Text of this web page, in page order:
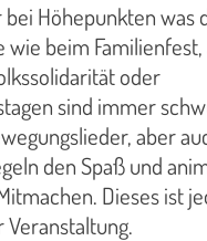
bei Höhepunkten was
beim
oder
sind immer
aber
den Spaß und
Dieses ist